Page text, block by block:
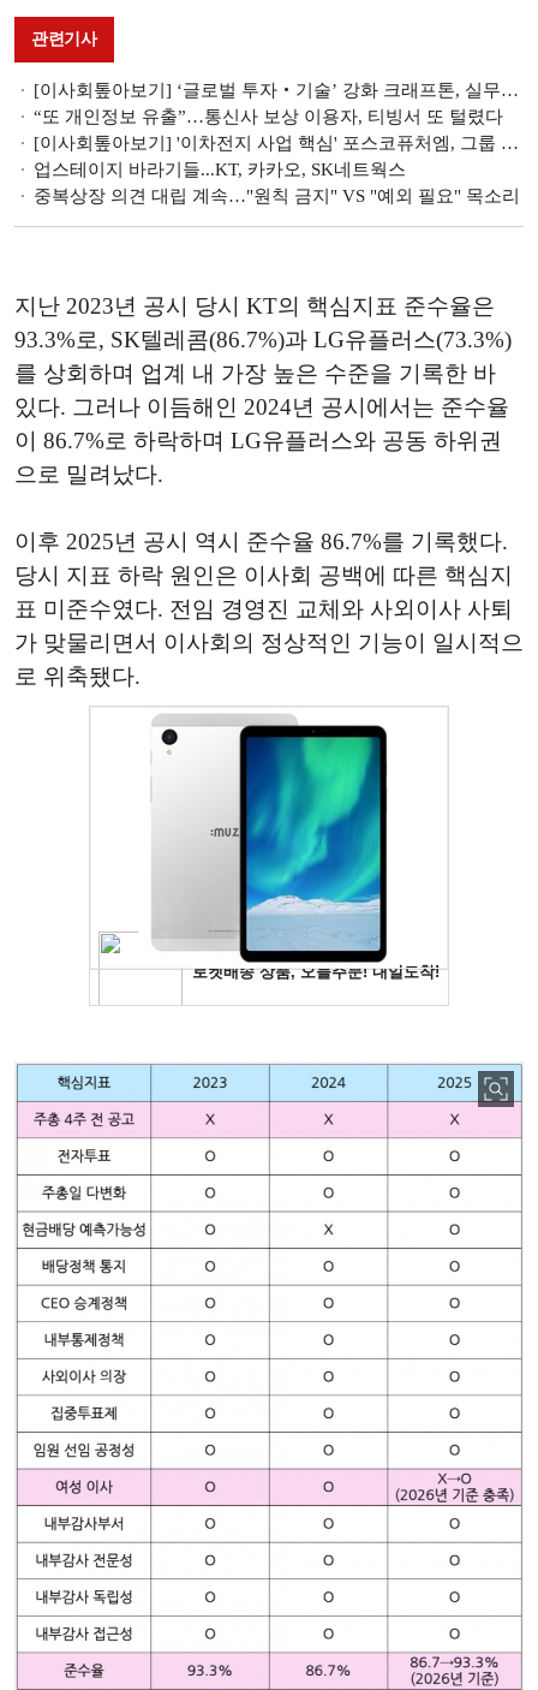
관련기사
[이사회톺아보기] ‘글로벌 투자‧기술’ 강화 크래프톤, 실무형 사외이사 전면에
“또 개인정보 유출”…통신사 보상 이용자, 티빙서 또 털렸다
[이사회톺아보기] '이차전지 사업 핵심' 포스코퓨처엠, 그룹 시너지 강화
업스테이지 바라기들...KT, 카카오, SK네트웍스
중복상장 의견 대립 계속…"원칙 금지" VS "예외 필요" 목소리
지난 2023년 공시 당시 KT의 핵심지표 준수율은
93.3%로, SK텔레콤(86.7%)과 LG유플러스(73.3%)
를 상회하며 업계 내 가장 높은 수준을 기록한 바
있다. 그러나 이듬해인 2024년 공시에서는 준수율
이 86.7%로 하락하며 LG유플러스와 공동 하위권
으로 밀려났다.
이후 2025년 공시 역시 준수율 86.7%를 기록했다.
당시 지표 하락 원인은 이사회 공백에 따른 핵심지
표 미준수였다. 전임 경영진 교체와 사외이사 사퇴
가 맞물리면서 이사회의 정상적인 기능이 일시적으
로 위축됐다.